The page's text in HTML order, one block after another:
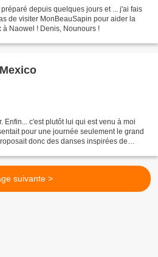
depuis quelques jours et ... j'ai fais
de visiter MonBeauSapin pour aider la
Naowel ! Denis, Nounours !
Enfin... c'est plutôt lui qui est venu à moi
pour une journée seulement le grand
donc des danses inspirées de
suivante >